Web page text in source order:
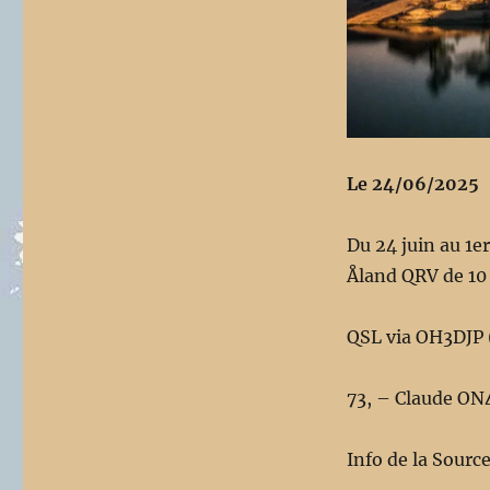
Le 24/06/2025
Du 24 juin au
Åland QRV de
QSL via
73, – Claude
Info de la Source